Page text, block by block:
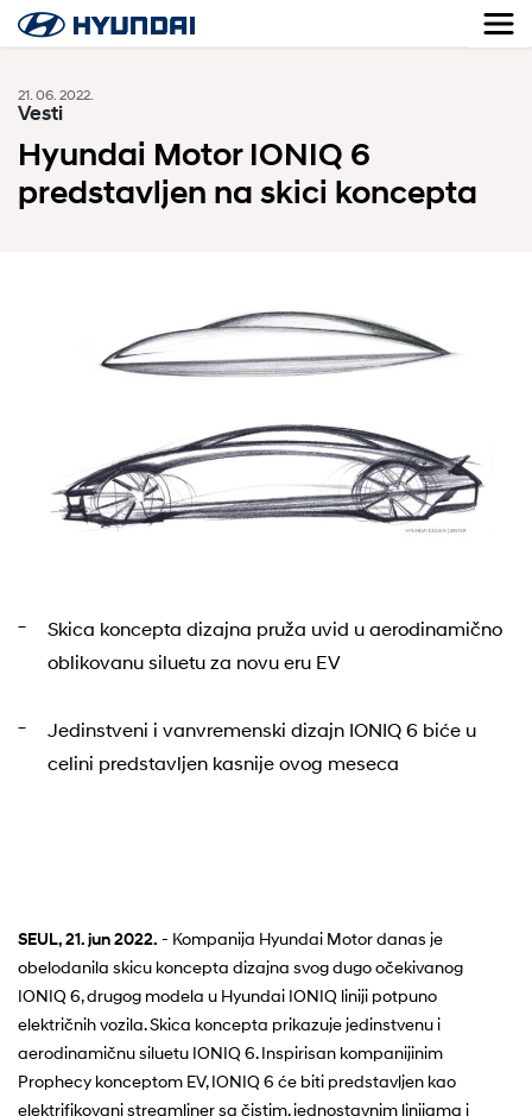
21. 06. 2022.
Vesti
Hyundai Motor IONIQ 6
predstavljen na skici koncepta
Skica koncepta dizajna pruža uvid u aerodinamično
oblikovanu siluetu za novu eru EV
Jedinstveni i vanvremenski dizajn IONIQ 6 biće u
celini predstavljen kasnije ovog meseca​
SEUL, 21. jun 2022. - Kompanija Hyundai Motor danas je
obelodanila skicu koncepta dizajna svog dugo očekivanog
IONIQ 6, drugog modela u Hyundai IONIQ liniji potpuno
električnih vozila. Skica koncepta prikazuje jedinstvenu i
aerodinamičnu siluetu IONIQ 6. Inspirisan kompanijinim
Prophecy konceptom EV, IONIQ 6 će biti predstavljen kao
elektrifikovani streamliner sa čistim, jednostavnim linijama i